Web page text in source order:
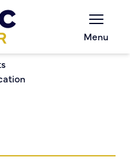
Menu
et entreprises
– Soutenez le